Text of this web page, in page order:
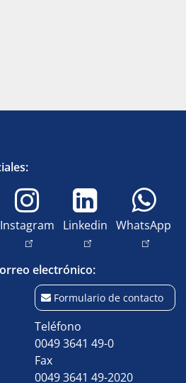
Instagram Linkedin WhatsApp
electrónico:
Formulario de contacto
Teléfono
0049 3641 49-0
Fax
0049 3641 49-2020